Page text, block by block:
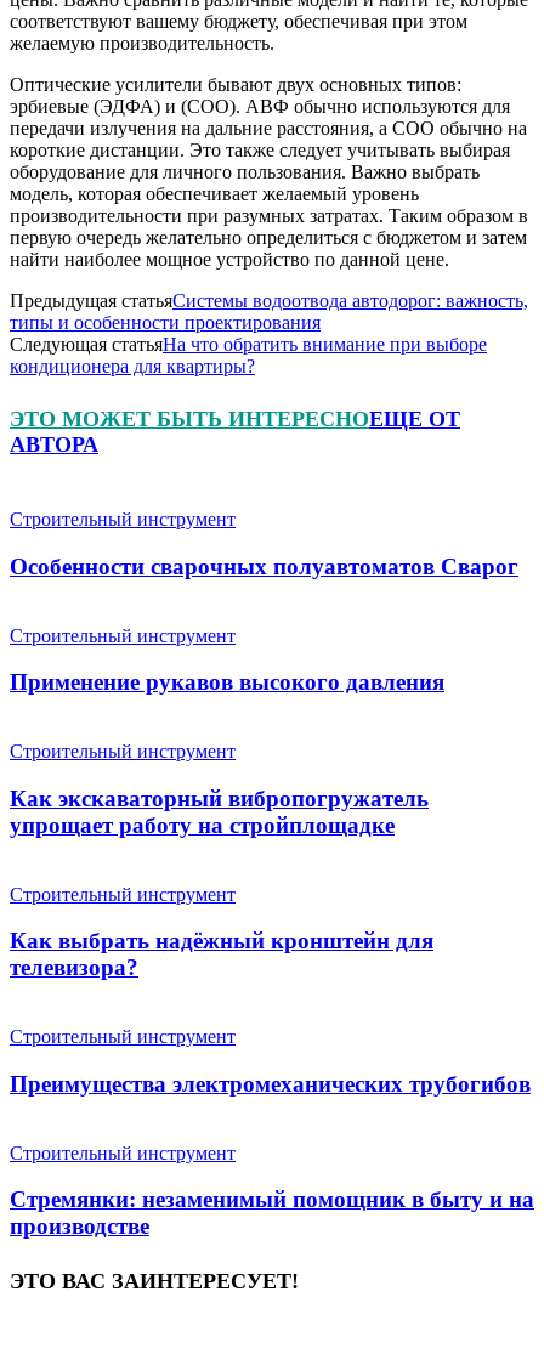
соответствуют вашему бюджету, обеспечивая при этом
желаемую производительность.
Оптические усилители бывают двух основных типов:
эрбиевые (ЭДФА) и (СОО). АВФ обычно используются для
передачи излучения на дальние расстояния, а СОО обычно на
короткие дистанции. Это также следует учитывать выбирая
оборудование для личного пользования. Важно выбрать
модель, которая обеспечивает желаемый уровень
производительности при разумных затратах. Таким образом в
первую очередь желательно определиться с бюджетом и затем
найти наиболее мощное устройство по данной цене.
Предыдущая статьяСистемы водоотвода автодорог: важность,
типы и особенности проектирования
Следующая статьяНа что обратить внимание при выборе
кондиционера для квартиры?
ЭТО МОЖЕТ БЫТЬ ИНТЕРЕСНОЕЩЕ ОТ
АВТОРА
Строительный инструмент
Особенности сварочных полуавтоматов Сварог
Строительный инструмент
Применение рукавов высокого давления
Строительный инструмент
Как экскаваторный вибропогружатель
упрощает работу на стройплощадке
Строительный инструмент
Как выбрать надёжный кронштейн для
телевизора?
Строительный инструмент
Преимущества электромеханических трубогибов
Строительный инструмент
Стремянки: незаменимый помощник в быту и на
производстве
ЭТО ВАС ЗАИНТЕРЕСУЕТ!